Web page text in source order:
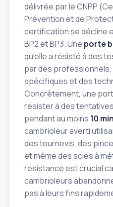
délivrée par le CNPP
Prévention et de
certification se décline
BP2 et BP3. Une porte
qu'elle a résisté à des
par des
spécifiques et des
Concrètement, une
résister à des
pendant au moins 10
cambrioleur averti
des tournevis, des
et même des scies à
résistance est crucial
cambrioleurs
pas à leurs fins